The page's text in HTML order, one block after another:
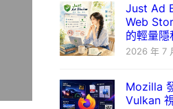
Just Ad
Web
的輕量
2026 年 7
Mozilla
Vulkan